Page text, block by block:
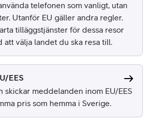
telefonen som vanligt, utan
Utanför EU gäller andra regler.
tilläggstjänster för dessa resor
att välja landet du ska resa till.
EES
skickar meddelanden inom EU/EES
pris som hemma i Sverige.